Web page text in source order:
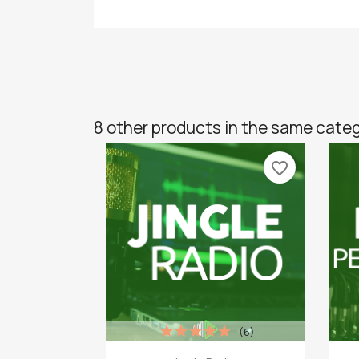
8 other products in the same
(6)
favorite_border